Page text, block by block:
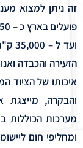
זה ניתן למצוא
הזעירה והכבדה
איכותו של הציוד
והבקרה
ומחליפי חום